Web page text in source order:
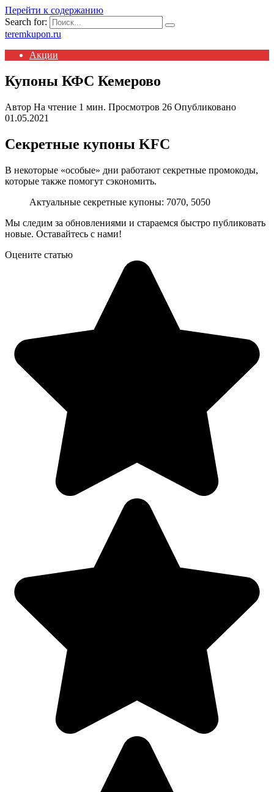
Перейти к содержанию
Search for:
teremkupon.ru
Акции
Купоны КФС Кемерово
Автор На чтение 1 мин. Просмотров 26 Опубликовано
01.05.2021
Секретные купоны KFC
В некоторые «особые» дни работают секретные промокоды,
которые также помогут сэкономить.
Актуальные секретные купоны: 7070, 5050
Мы следим за обновлениями и стараемся быстро публиковать
новые. Оставайтесь с нами!
Оцените статью